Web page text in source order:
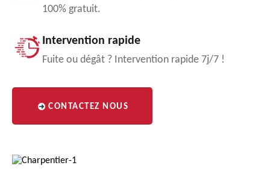
100% gratuit.
Intervention rapide
Fuite ou dégât ? Intervention rapide 7j/7 !
CONTACTEZ NOUS